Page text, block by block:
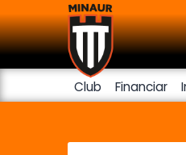
Club Financiar